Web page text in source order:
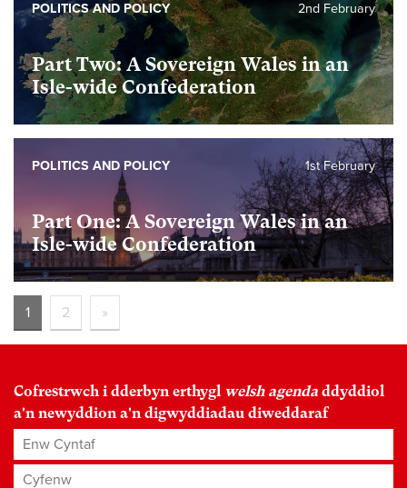
Part Two: A Sovereign Wales in an
Isle-wide Confederation
2nd February
POLITICS AND POLICY
Part One: A Sovereign Wales in an
Isle-wide Confederation
1st February
POLITICS AND POLICY
1 2 »
Cofrestrwch i dderbyn erthygl welsh agenda ddyddiol
a'n newyddion a'n digwyddiadau diweddaraf
Enw Cyntaf
Cyfenw